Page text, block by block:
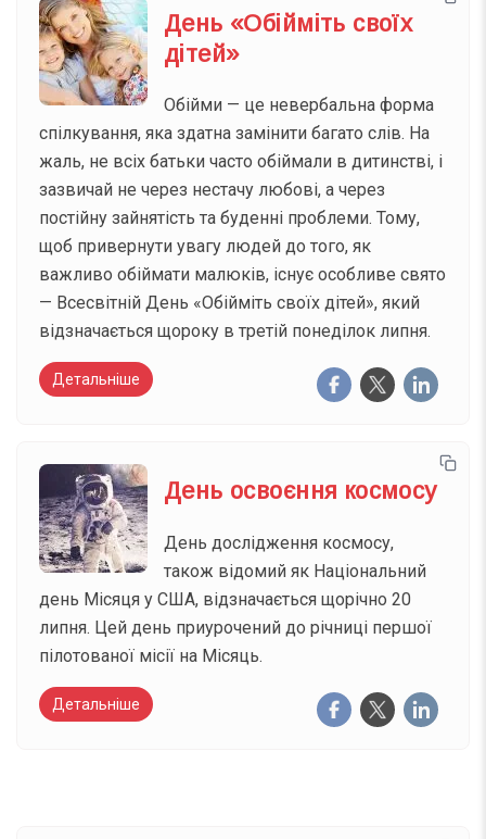
День «Обійміть своїх
дітей»
Обійми — це невербальна форма
спілкування, яка здатна замінити багато слів. На
жаль, не всіх батьки часто обіймали в дитинстві, і
зазвичай не через нестачу любові, а через
постійну зайнятість та буденні проблеми. Тому,
щоб привернути увагу людей до того, як
важливо обіймати малюків, існує особливе свято
— Всесвітній День «Обійміть своїх дітей», який
відзначається щороку в третій понеділок липня.
Детальніше
День освоєння космосу
День дослідження космосу,
також відомий як Національний
день Місяця у США, відзначається щорічно 20
липня. Цей день приурочений до річниці першої
пілотованої місії на Місяць.
Детальніше